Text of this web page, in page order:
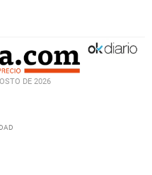
DE 2026